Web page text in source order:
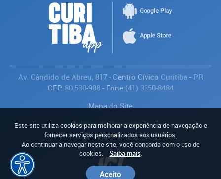
Av. Cândido de Abreu, 817- Centro Cívico Curitiba - PR
CEP: 80.530-908- Fone:(41) 3350-8484
Mapa do Site
Política de Privacidade
Avaliar
Este site utiliza cookies para melhorar a experiência de navegação e
fornecer serviços personalizados aos usuários.
Ao continuar a navegar neste site, você concorda com o uso de
cookies.
Saiba mais.
Aceito